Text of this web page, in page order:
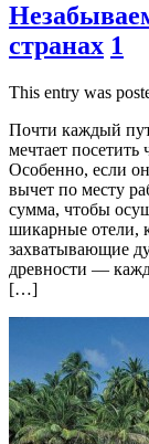
странах 1
This entry was
Почти каждый
мечтает посетить
Особенно, если
вычет по месту
сумма, чтобы
шикарные отели,
захватывающие
древности —
[…]